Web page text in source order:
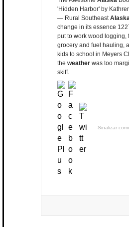
'Hidden Harbor' by
— Rural Southeast
change in its essence
put to work wood logging,
grocery and fuel hauling,
kids to school in Meyers
the weather was too
skiff.
Sinalizar